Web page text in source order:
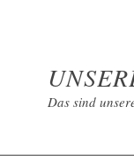
Das sind